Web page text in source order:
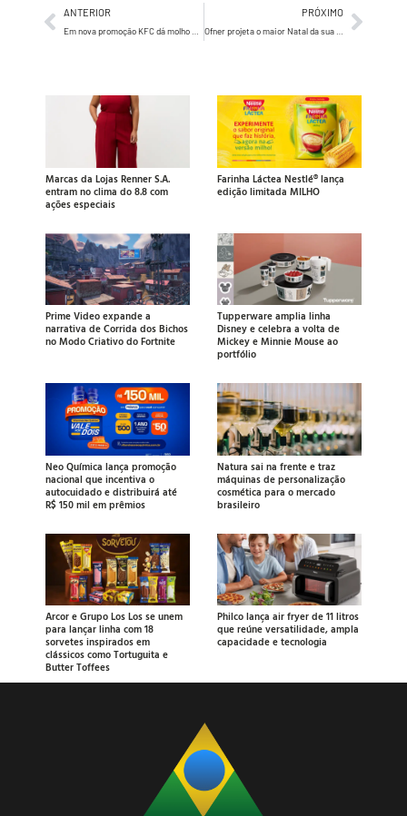
ANTERIOR PRÓXIMO
Marcas da Lojas Renner S.A.
entram no clima do 8.8 com
ações especiais
Farinha Láctea Nestlé® lança
edição limitada MILHO
Prime Video expande a
narrativa de Corrida dos Bichos
no Modo Criativo do Fortnite
Tupperware amplia linha
Disney e celebra a volta de
Mickey e Minnie Mouse ao
portfólio
Neo Química lança promoção
nacional que incentiva o
autocuidado e distribuirá até
R$ 150 mil em prêmios
Natura sai na frente e traz
máquinas de personalização
cosmética para o mercado
brasileiro
Arcor e Grupo Los Los se unem
para lançar linha com 18
sorvetes inspirados em
clássicos como Tortuguita e
Butter Toffees
Philco lança air fryer de 11 litros
que reúne versatilidade, ampla
capacidade e tecnologia